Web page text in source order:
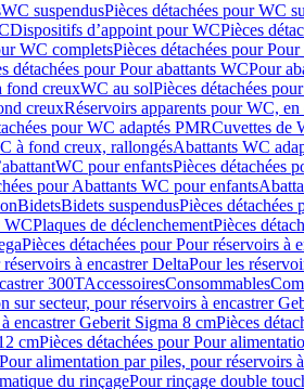
WC suspendusPièces détachées pour WC
Dispositifs d’appoint pour WCPièces
WC completsPièces détachées pour
détachées pour Pour abattants WCPour
fond creuxWC au solPièces détachées
creuxRéservoirs apparents pour WC,
pour WC adaptés PMRCuvettes de
à fond creux, rallongésAbattants WC
WC pour enfantsPièces détachées
pour Abattants WC pour enfants
BidetsBidets suspendusPièces détachées
WCPlaques de déclenchementPièces
Pièces détachées pour Pour réservoirs à
à encastrer DeltaPour les
300TAccessoiresConsommables
sur secteur, pour réservoirs à encastrer
encastrer Geberit Sigma 8 cmPièces
cmPièces détachées pour Pour
alimentation par piles, pour réservoirs
du rinçagePour rinçage double